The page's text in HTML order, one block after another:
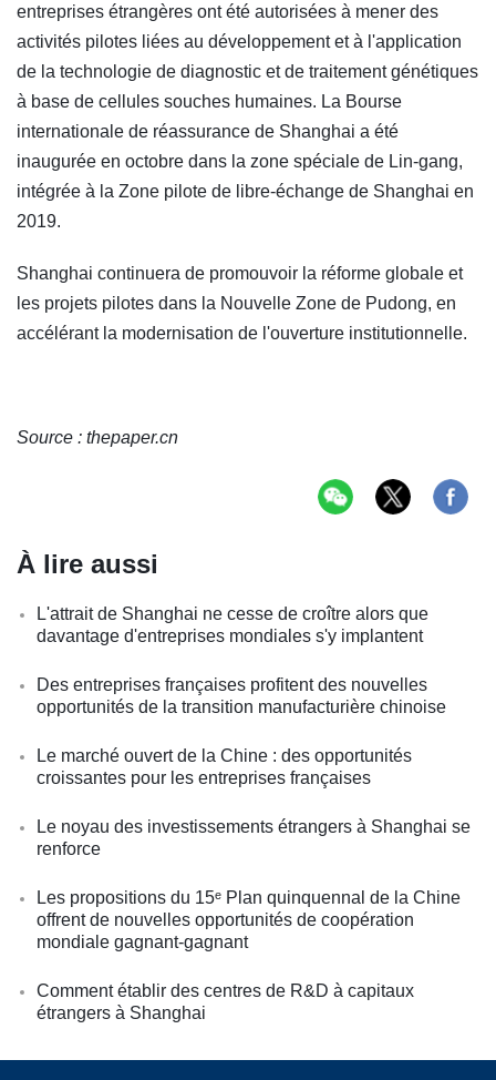
entreprises étrangères ont été autorisées à mener des
activités pilotes liées au développement et à l'application
de la technologie de diagnostic et de traitement génétiques
à base de cellules souches humaines. La Bourse
internationale de réassurance de Shanghai a été
inaugurée en octobre dans la zone spéciale de Lin-gang,
intégrée à la Zone pilote de libre-échange de Shanghai en
2019.
Shanghai continuera de promouvoir la réforme globale et
les projets pilotes dans la Nouvelle Zone de Pudong, en
accélérant la modernisation de l'ouverture institutionnelle.
Source : thepaper.cn
À lire aussi
L'attrait de Shanghai ne cesse de croître alors que
davantage d'entreprises mondiales s'y implantent
Des entreprises françaises profitent des nouvelles
opportunités de la transition manufacturière chinoise
Le marché ouvert de la Chine : des opportunités
croissantes pour les entreprises françaises
Le noyau des investissements étrangers à Shanghai se
renforce
Les propositions du 15ᵉ Plan quinquennal de la Chine
offrent de nouvelles opportunités de coopération
mondiale gagnant-gagnant
Comment établir des centres de R&D à capitaux
étrangers à Shanghai